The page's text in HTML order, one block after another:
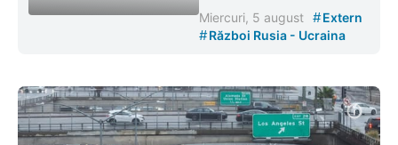
Miercuri, 5 august #Extern
#Război Rusia - Ucraina